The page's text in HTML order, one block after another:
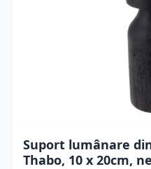
Suport lumânare
Thabo, 10 x 20cm,